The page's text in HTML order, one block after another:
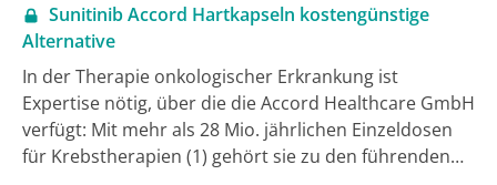
Sunitinib Accord Hartkapseln kostengünstige
Alternative
In der Therapie onkologischer Erkrankung ist
Expertise nötig, über die die Accord Healthcare GmbH
verfügt: Mit mehr als 28 Mio. jährlichen Einzeldosen
für Krebstherapien (1) gehört sie zu den führenden